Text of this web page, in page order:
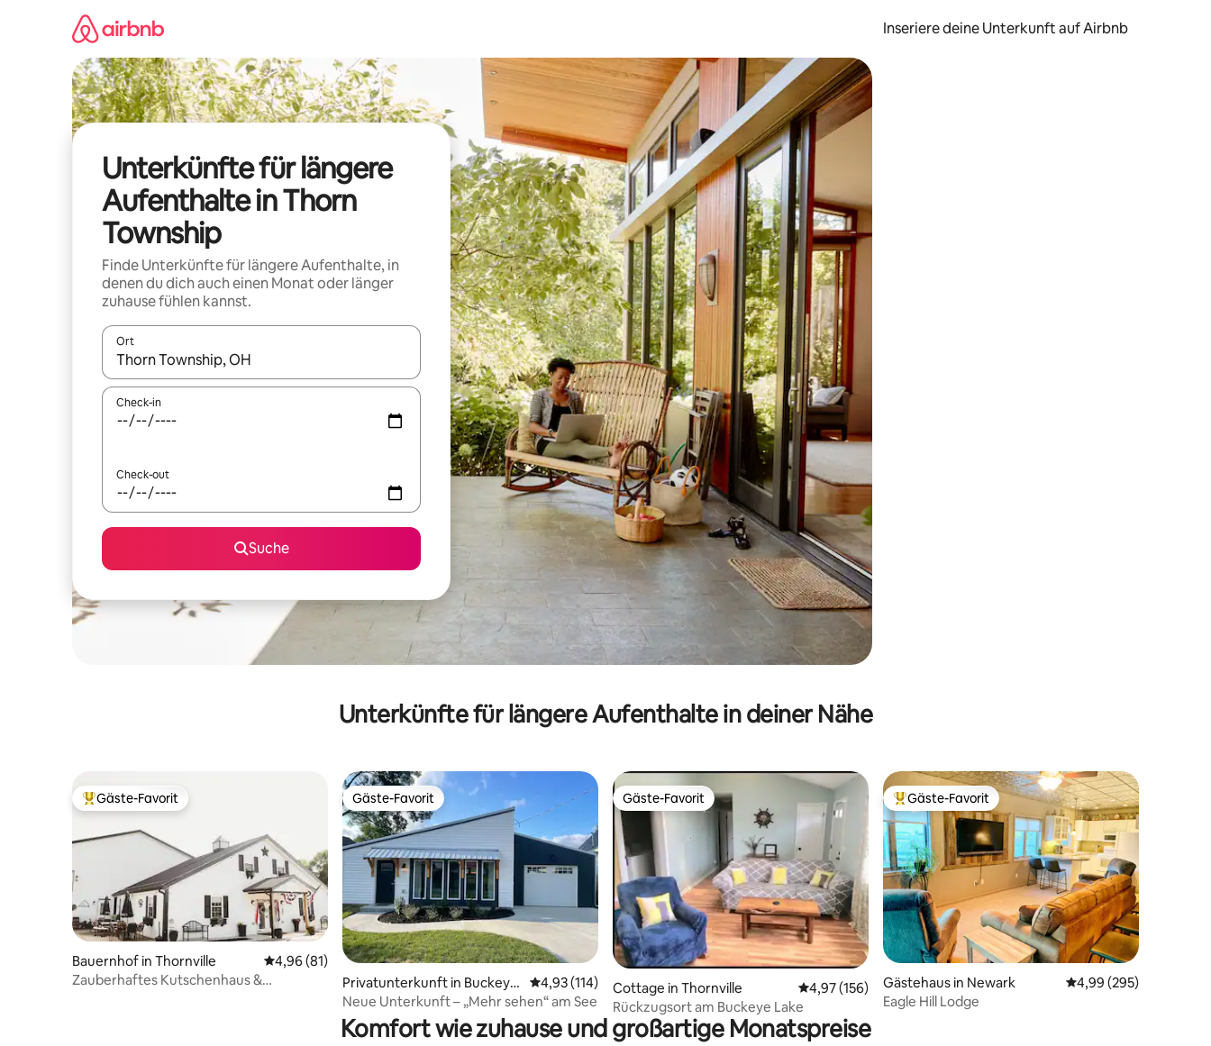
Inseriere deine Unterkunft auf Airbnb
Unterkünfte für längere
Aufenthalte in Thorn
Township
Finde Unterkünfte für längere Aufenthalte, in
denen du dich auch einen Monat oder länger
zuhause fühlen kannst.
Ort
Wenn Ergebnisse verfügbar sind, navigiere mit den Pfeiltasten nach oben und unten oder erkunde die Ergebnisse durch Berühren oder Wischgesten.
Check-in
Check-out
Suche
Unterkünfte für längere Aufenthalte in deiner Nähe
Beliebter Gäste-Favorit.
Gäste-Favorit
Bauernhof in Thornville Durchschnittliche Bewertung: 4,96 von 5, 81 Bewertungen
4,96 (81)
Zauberhaftes Kutschenhaus &
Gäste-Favorit
Gäste-Favorit
Privatunterkunft in Buckeye
Lake
Durchschnittliche Bewertung: 4,93 von 5, 114 Bewertungen
4,93 (114)
Neue Unterkunft – „Mehr sehen“ am See
Gäste-Favorit
Gäste-Favorit
Cottage in Thornville Durchschnittliche Bewertung: 4,97 von 5, 156 Bewertungen
4,97 (156)
Rückzugsort am Buckeye Lake
Beliebter Gäste-Favorit.
Gäste-Favorit
Gästehaus in Newark Durchschnittliche
4,99 (295)
Eagle Hill Lodge
Komfort wie zuhause und großartige Monatspreise